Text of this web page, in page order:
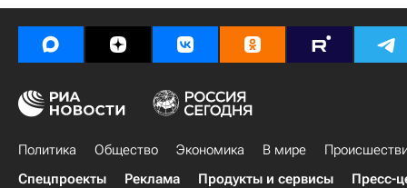
Политика Общество Экономика В мире
Спецпроекты
Реклама Продукты и сервисы Пресс-